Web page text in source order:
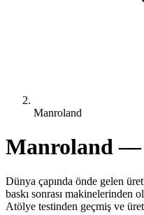
Manroland
Manroland —
Dünya çapında önde gelen
baskı sonrası makinelerinden
Atölye testinden geçmiş ve